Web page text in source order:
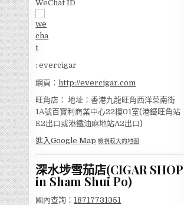
WeChat ID
: evercigar
網頁：http://evercigar.com
旺角店： 地址：香港九龍旺角西洋菜南街
1A號百寶利商業中心22樓01室(港鐵旺角站
E2出口或港鐵油麻地站A2出口)
進入Google Map 檢視較大的地圖
深水埗雪茄店(CIGAR SHOP
in Sham Shui Po)
國內查詢： 18717731351